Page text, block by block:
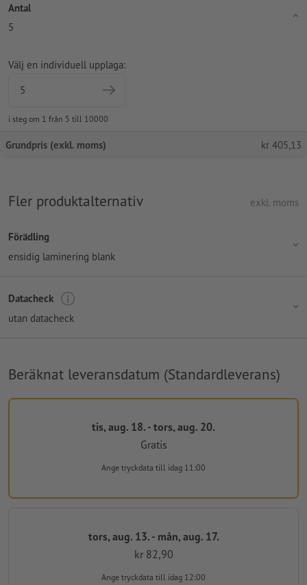
Antal
5
Välj en individuell upplaga:
i steg om 1 från 5 till 10000
Grundpris (exkl. moms) kr 405,13
Fler produktalternativ exkl. moms
Förädling
ensidig laminering blank
Datacheck
utan datacheck
Beräknat leveransdatum (Standardleverans)
tis, aug. 18. - tors, aug. 20.
Gratis
Ange tryckdata till idag 11:00
tors, aug. 13. - mån, aug. 17.
kr 82,90
Ange tryckdata till idag 12:00